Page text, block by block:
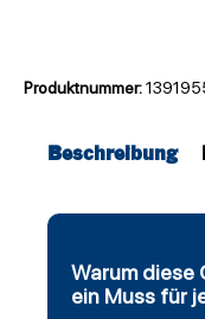
Produktnummer:
Beschreibung
Warum diese
ein Muss für